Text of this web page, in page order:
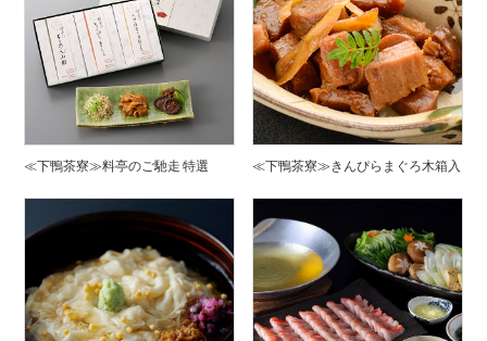
≪下鴨茶寮≫料亭のご馳走 特選 ≪下鴨茶寮≫きんぴらまぐろ木箱入